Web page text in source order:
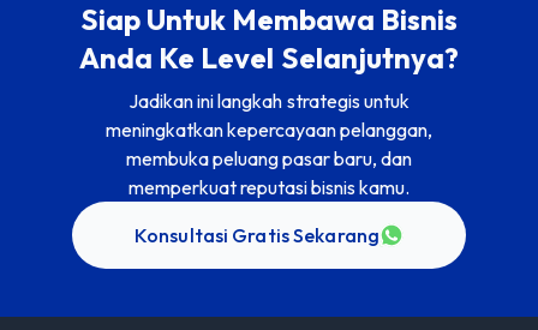
Siap Untuk Membawa Bisnis
Anda Ke Level Selanjutnya?
Jadikan ini langkah strategis untuk
meningkatkan kepercayaan pelanggan,
membuka peluang pasar baru, dan
memperkuat reputasi bisnis kamu.
Konsultasi Gratis Sekarang